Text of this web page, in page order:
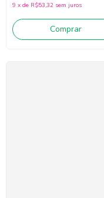
9 x de R$53,32 sem juros
Comprar